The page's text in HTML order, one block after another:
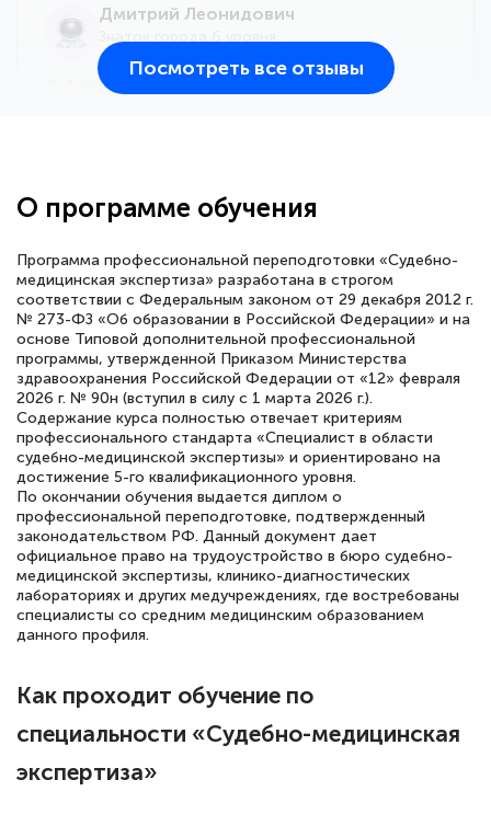
Дмитрий Леонидович
большое количество методических
сдачи итоговой аттестации. Спасибо
Елена Кравченко
Знаток города 5 уровня
18 марта 2026
Выражаю благодарность за курс
повышения квалификации "Эксперт ЕГЭ по
русскому языку и литературе". Много
полезных материалов помогли
подготовиться к тестированию. Это
книги, методические рекомендации,
достаточно. Курс помогает пройти
аттестацию в школе. Спасибо!
Посмотреть все отзывы
О программе обучения
Программа профессиональной переподготовки «Судебно-
медицинская экспертиза» разработана в строгом
соответствии с Федеральным законом от 29 декабря 2012 г.
№ 273-ФЗ «Об образовании в Российской Федерации» и на
основе Типовой дополнительной профессиональной
программы, утвержденной Приказом Министерства
здравоохранения Российской Федерации от «12» февраля
2026 г. № 90н (вступил в силу с 1 марта 2026 г.).
Содержание курса полностью отвечает критериям
профессионального стандарта «Специалист в области
судебно-медицинской экспертизы» и ориентировано на
достижение 5-го квалификационного уровня.
По окончании обучения выдается диплом о
профессиональной переподготовке, подтвержденный
законодательством РФ. Данный документ дает
официальное право на трудоустройство в бюро судебно-
медицинской экспертизы, клинико-диагностических
лабораториях и других медучреждениях, где востребованы
специалисты со средним медицинским образованием
данного профиля.
Как проходит обучение по
специальности «Судебно-медицинская
экспертиза»